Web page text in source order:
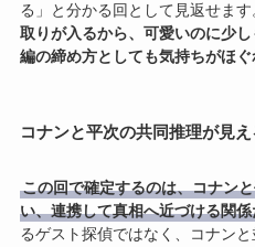
る」と分かる回として見返せます
取りが入るから、可愛いのに少
編の締め方としても気持ちがほぐ
コナンと平次の共同推理が見え
この回で確定するのは、コナン
い、連携して真相へ近づける関
るゲスト探偵ではなく、コナン